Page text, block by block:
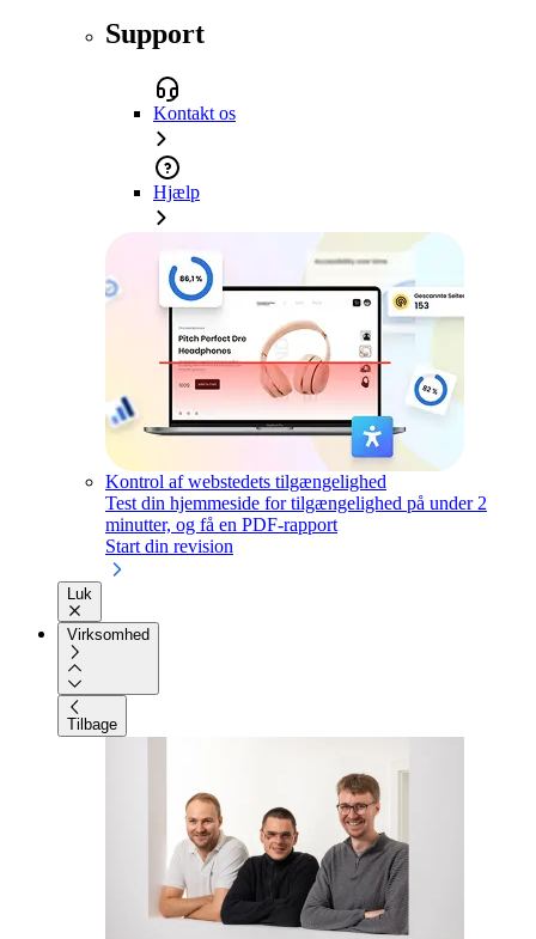
Support
Kontakt os
Hjælp
Kontrol af webstedets tilgængelighed
Test din hjemmeside for tilgængelighed på under 2
minutter, og få en PDF-rapport
Start din revision
Luk
Virksomhed
Tilbage